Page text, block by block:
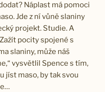
Náplast má pomoci
Jde z ní vůně slaniny
projekt. Studie. A
pocity spojené s
slaniny, může náš
vysvětlil Spence s tím,
jíst maso, by tak svou